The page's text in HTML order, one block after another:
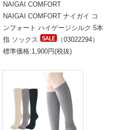
NAIGAI COMFORT
NAIGAI COMFORT ナイガイ コ
ンフォート ハイゲージシルク 5本
指 ソックス
（03022294）
標準価格:1,900円(税抜)